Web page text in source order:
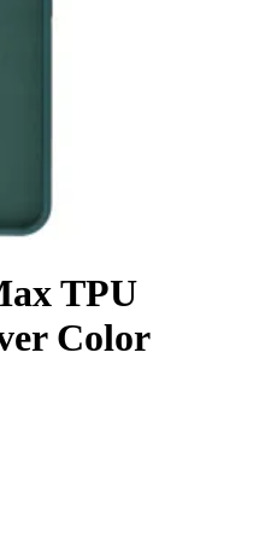
TPU
Color